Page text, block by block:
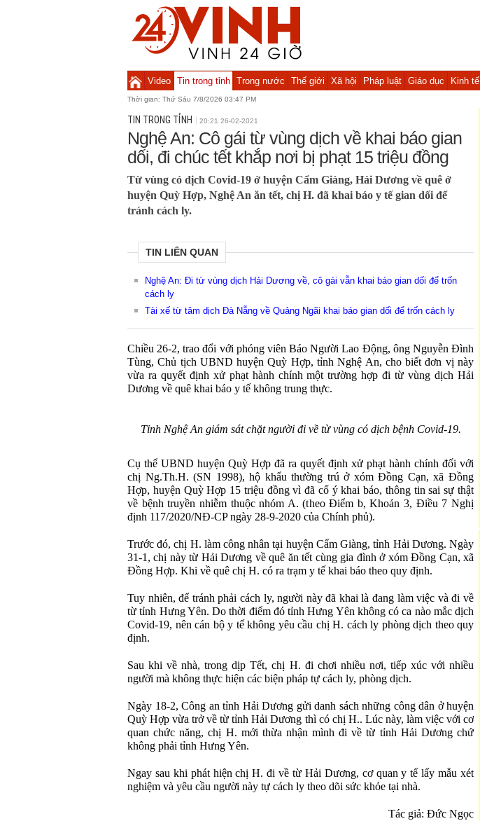
Video Tin trong tỉnh Trong nước Thế giới Xã hội Pháp luật Giáo dục Kinh tế
Thời gian: Thứ Sáu 7/8/2026 03:47 PM
TIN TRONG TỈNH 20:21 26-02-2021
Nghệ An: Cô gái từ vùng dịch về khai báo gian
dối, đi chúc tết khắp nơi bị phạt 15 triệu đồng
Từ vùng có dịch Covid-19 ở huyện Cẩm Giàng, Hải Dương về quê ở
huyện Quỳ Hợp, Nghệ An ăn tết, chị H. đã khai báo y tế gian dối để
tránh cách ly.
TIN LIÊN QUAN
Nghệ An: Đi từ vùng dịch Hải Dương về, cô gái vẫn khai báo gian dối để trốn
cách ly
Tài xế từ tâm dịch Đà Nẵng về Quảng Ngãi khai báo gian dối để trốn cách ly
Chiều 26-2, trao đổi với phóng viên Báo Người Lao Động, ông Nguyễn Đình
Tùng, Chủ tịch UBND huyện Quỳ Hợp, tỉnh Nghệ An, cho biết đơn vị này
vừa ra quyết định xử phạt hành chính một trường hợp đi từ vùng dịch Hải
Dương về quê khai báo y tế không trung thực.
Tỉnh Nghệ An giám sát chặt người đi về từ vùng có dịch bệnh Covid-19.
Cụ thể UBND huyện Quỳ Hợp đã ra quyết định xử phạt hành chính đối với
chị Ng.Th.H. (SN 1998), hộ khẩu thường trú ở xóm Đồng Cạn, xã Đồng
Hợp, huyện Quỳ Hợp 15 triệu đồng vì đã cố ý khai báo, thông tin sai sự thật
về bệnh truyền nhiễm thuộc nhóm A. (theo Điểm b, Khoản 3, Điều 7 Nghị
định 117/2020/NĐ-CP ngày 28-9-2020 của Chính phủ).
Trước đó, chị H. làm công nhân tại huyện Cẩm Giàng, tỉnh Hải Dương. Ngày
31-1, chị này từ Hải Dương về quê ăn tết cùng gia đình ở xóm Đồng Cạn, xã
Đồng Hợp. Khi về quê chị H. có ra trạm y tế khai báo theo quy định.
Tuy nhiên, để tránh phải cách ly, người này đã khai là đang làm việc và đi về
từ tỉnh Hưng Yên. Do thời điểm đó tỉnh Hưng Yên không có ca nào mắc dịch
Covid-19, nên cán bộ y tế không yêu cầu chị H. cách ly phòng dịch theo quy
định.
Sau khi về nhà, trong dịp Tết, chị H. đi chơi nhiều nơi, tiếp xúc với nhiều
người mà không thực hiện các biện pháp tự cách ly, phòng dịch.
Ngày 18-2, Công an tỉnh Hải Dương gửi danh sách những công dân ở huyện
Quỳ Hợp vừa trở về từ tỉnh Hải Dương thì có chị H.. Lúc này, làm việc với cơ
quan chức năng, chị H. mới thừa nhận mình đi về từ tỉnh Hải Dương chứ
không phải tỉnh Hưng Yên.
Ngay sau khi phát hiện chị H. đi về từ Hải Dương, cơ quan y tế lấy mẫu xét
nghiệm và yêu cầu người này tự cách ly theo dõi sức khỏe tại nhà.
Tác giả: Đức Ngọc